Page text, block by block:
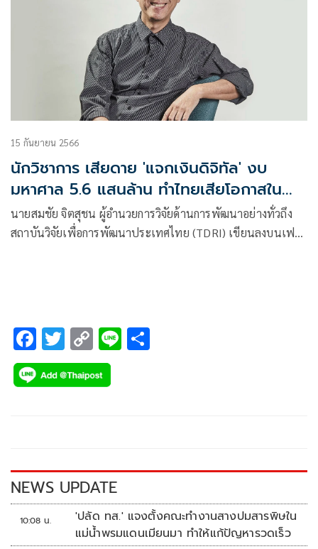
15 กันยายน 2566
นักวิชาการ เสียดาย 'แจกเงินดิจิทัล' งบ
มหาศาล 5.6 แสนล้าน ทำไทยเสียโอกาสใน
ระยะยาว
นายสมชัย จิตสุชน ผู้อำนวยการวิจัยด้านการพัฒนาอย่างทั่วถึง
สถาบันวิจัยเพื่อการพัฒนาประเทศไทย (TDRI) เขียนลงบนเฟ
F
ac
e
k
T
wi
tt
C
o
p
k
Li
NEWS UPDATE
10:08 น.
'ปลัด ทส.' แจงตั้งคณะทำงานสางปมสารพิษใน
แม่น้ำพรมแดนเมียนมา ทำให้แก้ปัญหารวดเร็ว